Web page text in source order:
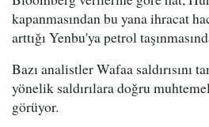
kapanmasından bu yana ihracat
arttığı Yenbu'ya petrol
Bazı analistler Wafaa saldırısını
yönelik saldırılara doğru
görüyor.